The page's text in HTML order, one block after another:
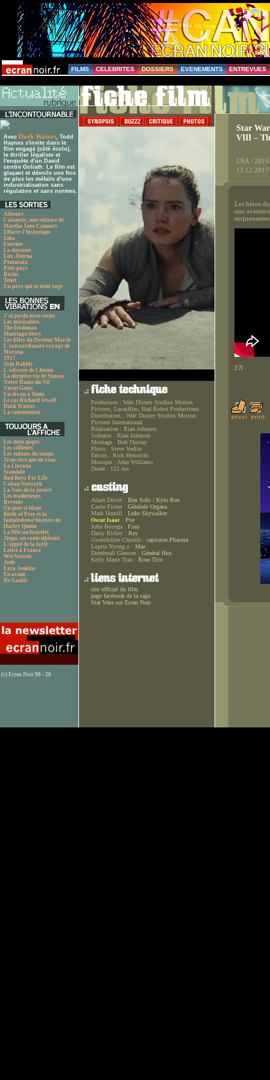
FILMS CELEBRITES DOSSIERS EVENEMENTS ENTREVUES
Avec Dark Waters, Todd
Haynes s'invite dans le
film engagé (côté écolo),
le thriller légaliste et
l'enquête d'un David
contre Goliath. Le film est
glaçant et dévoile une fois
de plus les méfaits d'une
industrialisation sans
régulation et sans normes.
Ailleurs
Calamity, une enfance de
Martha Jane Cannary
Effacer l'historique
Ema
Enorme
La daronne
Lux Æterna
Peninsula
Petit pays
Rocks
Tenet
Un pays qui se tient sage
J'ai perdu mon corps
Les misérables
The Irishman
Marriage Story
Les filles du Docteur March
L'extraordinaire voyage de
Marona
1917
Jojo Rabbit
L'odyssée de Choum
La dernière vie de Simon
Notre-Dame du Nil
Uncut Gems
Un divan à Tunis
Le cas Richard Jewell
Dark Waters
La communion
Les deux papes
Les siffleurs
Les enfants du temps
Je ne rêve que de vous
La Llorana
Scandale
Bad Boys For Life
Cuban Network
La Voie de la justice
Les traducteurs
Revenir
Un jour si blanc
Birds of Prey et la
fantabuleuse histoire de
Harley Quinn
La fille au bracelet
Jinpa, un conte tibétain
L'appel de la forêt
Lettre à Franco
Wet Season
Judy
Lara Jenkins
En avant
De Gaulle
(c) Ecran Noir 96 - 26
Production : Walt Disney Studios Motion
Pictures, Lucasfilm, Bad Robot Productions
Distribution : Walt Disney Studios Motion
Pictures International
Réalisation : Rian Johnson
Scénario : Rian Johnson
Montage : Bob Ducsay
Photo : Steve Yedlin
Décors : Rick Heinrichs
Musique : John Williams
Durée : 152 mn
Adam Driver : Ben Solo / Kylo Ren
Carrie Fisher : Générale Organa
Mark Hamill : Luke Skywalker
Oscar Isaac : Poe
John Boyega : Finn
Daisy Ridley : Rey
Gwendoline Christie : capitaine Phasma
Lupita Nyong o : Maz
Domhnall Gleeson : Général Hux
Kelly Marie Tran : Rose Tico
site officiel du film
page facebook de la saga
Star Wars sur Ecran Noir
Star
VIII –
USA / 2016
13.12.2017
Les héros
une
EN